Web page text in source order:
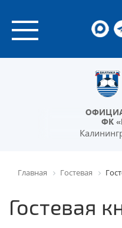
ФК
Главная Гостевая
Гостевая